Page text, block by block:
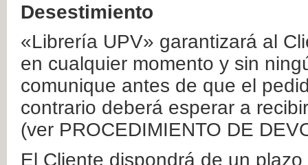
Desestimiento
«Librería UPV» garantizará al
en cualquier momento y sin
comunique antes de que el
contrario deberá esperar a
(ver PROCEDIMIENTO DE
El Cliente dispondrá de un